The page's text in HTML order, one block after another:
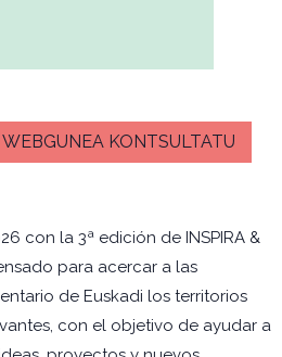
KONTSULTATU
con la 3ª edición de INSPIRA &
para acercar a las
de Euskadi los territorios
con el objetivo de ayudar a